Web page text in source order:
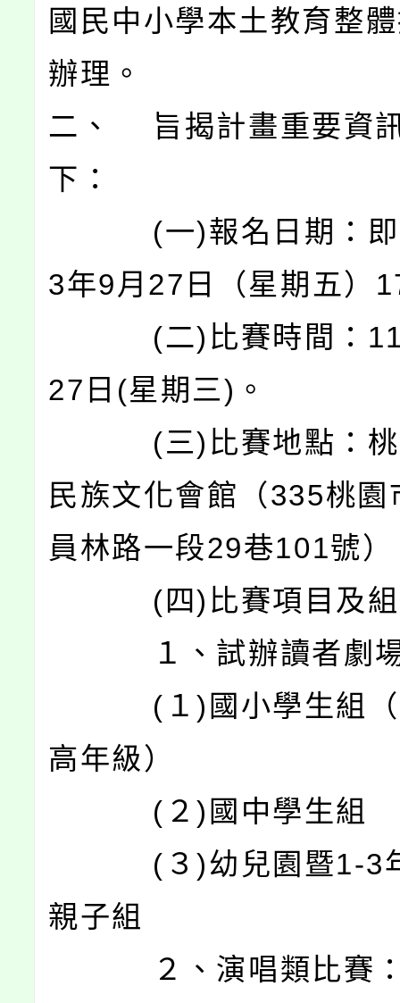
國民中小學本土教育整
辦理。
二、 旨揭計畫重要資
下：
(一)報名日期：即
3年9月27日（星期五）
(二)比賽時間：
27日(星期三)。
(三)比賽地點：桃
民族文化會館（335桃園
員林路一段29巷101號
(四)比賽項目及組
１、試辦讀者劇場
(１)國小學生組（
高年級）
(２)國中學生組
(３)幼兒園暨1-3年
親子組
２、演唱類比賽